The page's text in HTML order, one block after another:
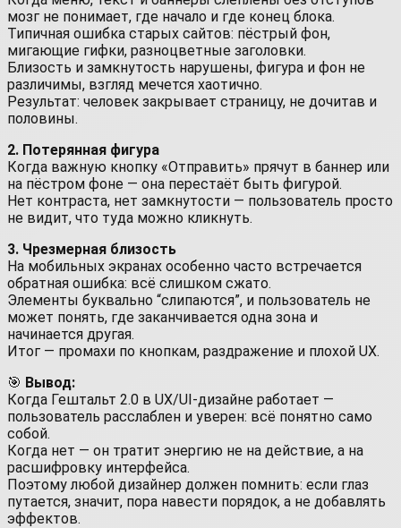
мозг не понимает, где начало и где конец блока.
Типичная ошибка старых сайтов: пёстрый фон,
мигающие гифки, разноцветные заголовки.
Близость и замкнутость нарушены, фигура и фон не
различимы, взгляд мечется хаотично.
Результат: человек закрывает страницу, не дочитав и
половины.
2. Потерянная фигура
Когда важную кнопку «Отправить» прячут в баннер или
на пёстром фоне — она перестаёт быть фигурой.
Нет контраста, нет замкнутости — пользователь просто
не видит, что туда можно кликнуть.
3. Чрезмерная близость
На мобильных экранах особенно часто встречается
обратная ошибка: всё слишком сжато.
Элементы буквально “слипаются”, и пользователь не
может понять, где заканчивается одна зона и
начинается другая.
Итог — промахи по кнопкам, раздражение и плохой UX.
🎯 Вывод:
Когда Гештальт 2.0 в UX/UI-дизайне работает —
пользователь расслаблен и уверен: всё понятно само
собой.
Когда нет — он тратит энергию не на действие, а на
расшифровку интерфейса.
Поэтому любой дизайнер должен помнить: если глаз
путается, значит, пора навести порядок, а не добавлять
эффектов.